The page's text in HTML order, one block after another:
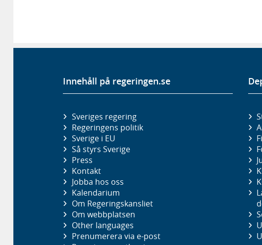
Innehåll på regeringen.se
Sveriges regering
Regeringens politik
Sverige i EU
Så styrs Sverige
Press
Kontakt
Jobba hos oss
Kalendarium
Om Regeringskansliet
Om webbplatsen
Other languages
Prenumerera via e-post